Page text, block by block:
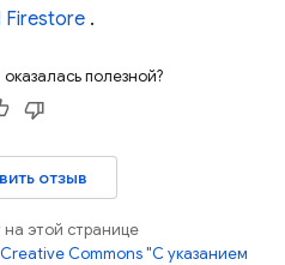
Firestore .
полезной?
отзыв
на этой странице
Commons "С указанием